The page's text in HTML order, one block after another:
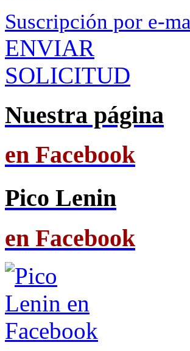
Suscripción por e-
ENVIAR
SOLICITUD
Nuestra página
en Facebook
Pico Lenin
en Facebook